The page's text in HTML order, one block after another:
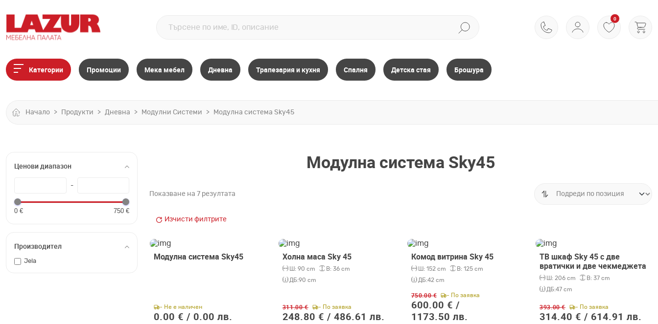
0
Категории Промоции Мека мебел Дневна Трапезария и кухня Спалня Детска стая Брошура
Начало Продукти Дневна Модулни Системи Модулна система Sky45
Ценови диапазон
-
0 € 750 €
Производител
Jela
Модулна система Sky45
Показване на 7 резултата
Изчисти филтрите
Модулна система Sky45
- Не е наличен
0.00 € / 0.00 лв.
-20%
Холна маса Sky 45
Ш:90 cm В:36 cm
ДБ:90 cm
311.00 € - По заявка
248.80 € / 486.61 лв.
-20%
Комод витрина Sky 45
Ш:152 cm В:125 cm
ДБ:42 cm
750.00 € - По заявка
600.00 € /
1173.50 лв.
-20%
ТВ шкаф Sky 45 с две
вратички и две чекмеджета
Ш: 206 cm В: 37 cm
ДБ:47 cm
393.00 € - По заявка
314.40 € / 614.91 лв.